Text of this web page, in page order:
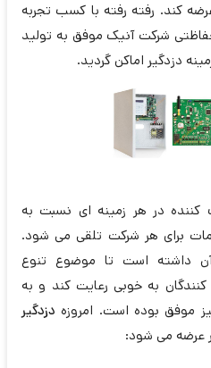
کند. رفته رفته با کسب تجربه
شرکت آنیک موفق به تولید
دزدگیر اماکن گردید.
کننده در هر زمینه ای نسبت به
برای هر شرکت تلقی می شود.
داشته است تا موضوع تنوع
به خوبی رعایت کند و به
موفق بوده است. امروزه دزدگیر
عرضه می شود: